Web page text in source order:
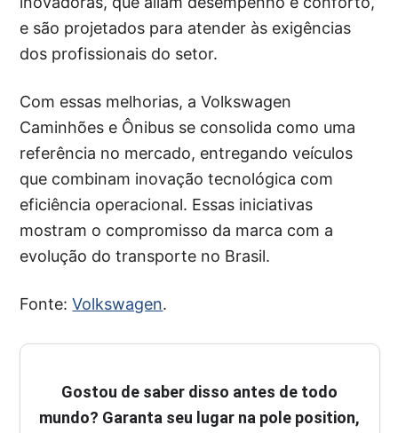
e são projetados para atender às exigências
dos profissionais do setor.
Com essas melhorias, a Volkswagen
Caminhões e Ônibus se consolida como uma
referência no mercado, entregando veículos
que combinam inovação tecnológica com
eficiência operacional. Essas iniciativas
mostram o compromisso da marca com a
evolução do transporte no Brasil.
Fonte:Volkswagen.
Gostou de saber disso antes de todo
mundo? Garanta seu lugar na pole position,